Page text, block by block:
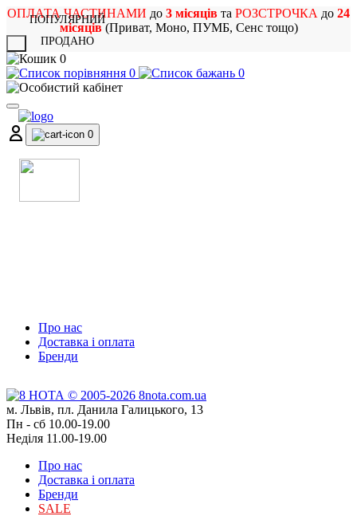
ОПЛАТА ЧАСТИНАМИ до 3 місяців та РОЗСТРОЧКА до 24
місяців(Приват, Моно, ПУМБ, Сенс тощо)
0
0
0
0
Про нас
Доставка і оплата
Бренди
м. Львів, пл. Данила Галицького, 13
Пн - сб 10.00-19.00
Неділя 11.00-19.00
Про нас
Доставка і оплата
Бренди
SALE
ПОПУЛЯРНИЙ
ПРОДАНО